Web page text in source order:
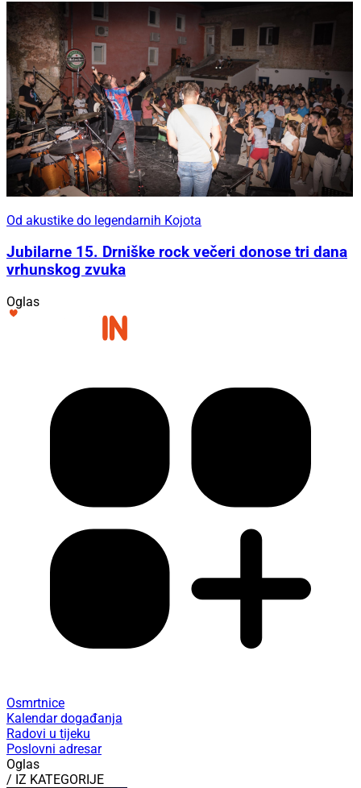
Od akustike do legendarnih Kojota
Jubilarne 15. Drniške rock večeri donose tri dana
vrhunskog zvuka
Oglas
Osmrtnice
Kalendar događanja
Radovi u tijeku
Poslovni adresar
Oglas
/ IZ KATEGORIJE